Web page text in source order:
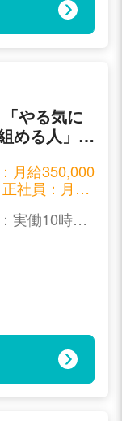
やる気に
める人」
月給350,000
社員：月給
ライバース
実働10時
フロントス
最低5時間
アルバイ